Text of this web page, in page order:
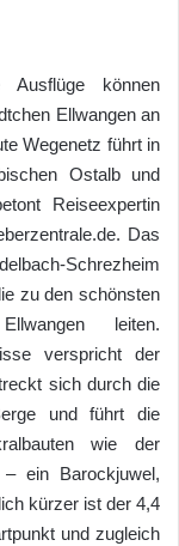
Ausflüge können
Ellwangen an
Wegenetz führt in
Ostalb und
Reiseexpertin
Das
Schrezheim
zu den schönsten
leiten.
verspricht der
sich durch die
und führt die
wie der
– ein Barockjuwel,
kürzer ist der 4,4
und zugleich